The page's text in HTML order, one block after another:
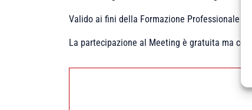
Valido ai fini della Formazione Professionale
La partecipazione al Meeting è gratuita ma